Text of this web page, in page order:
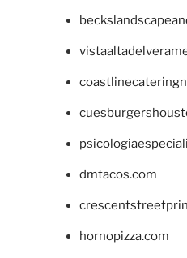
dmtacos.com
hornopizza.com